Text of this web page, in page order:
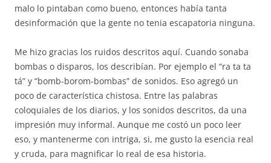
malo lo pintaban como bueno, entonces había tanta
desinformación que la gente no tenia escapatoria ninguna.
Me hizo gracias los ruidos descritos aquí. Cuando sonaba
bombas o disparos, los describían. Por ejemplo el “ra ta ta
tá” y “bomb-borom-bombas” de sonidos. Eso agregó un
poco de característica chistosa. Entre las palabras
coloquiales de los diarios, y los sonidos descritos, da una
impresión muy informal. Aunque me costó un poco leer
eso, y mantenerme con intriga, si, me gusto la esencia real
y cruda, para magnificar lo real de esa historia.